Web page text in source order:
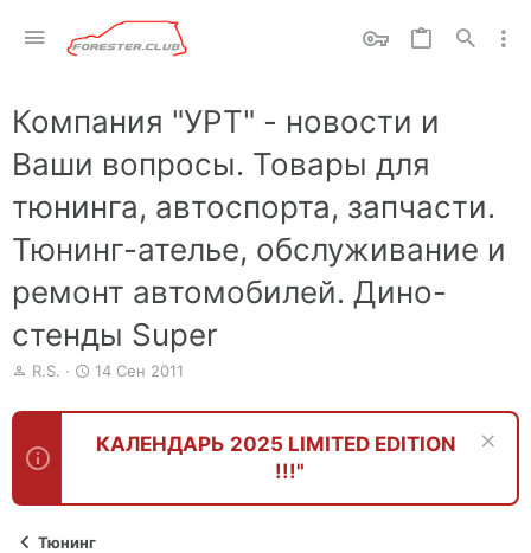
Компания "УРТ" - новости и
Ваши вопросы. Товары для
тюнинга, автоспорта, запчасти.
Тюнинг-ателье, обслуживание и
ремонт автомобилей. Дино-
стенды Super
А
т
р
т
ы
R.S.
Д
т
а
н
л
14 Сен 2011
КАЛЕНДАРЬ 2025 LIMITED EDITION
!!!"
Тюнинг